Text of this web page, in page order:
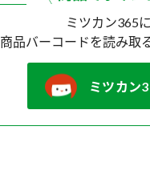
ミツカン365
商品バーコードを読み取
ミツカン